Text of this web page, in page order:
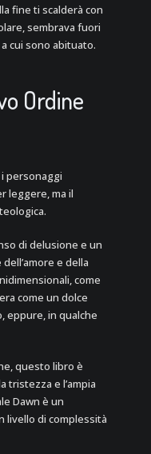
fine ti scalderà con
sembrava fuori
cui sono abituato.
Ordine
personaggi
leggere, ma il
di delusione e un
e della
come
come un dolce
eppure, in qualche
questo libro è
tristezza e l’ampia
Dawn è un
livello di complessità